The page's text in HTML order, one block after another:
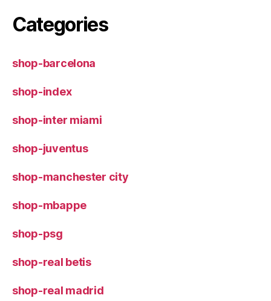
Categories
shop-barcelona
shop-index
shop-inter miami
shop-juventus
shop-manchester city
shop-mbappe
shop-psg
shop-real betis
shop-real madrid